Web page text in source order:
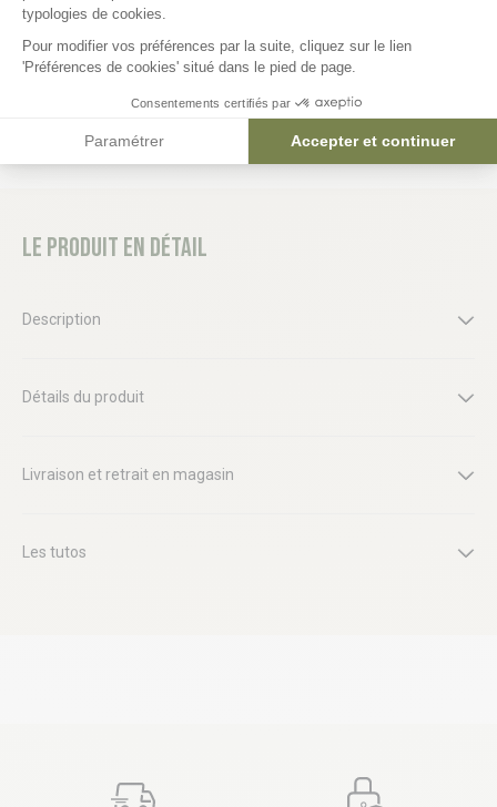
16,47 €
Le produit en détail
Description
Détails du produit
Livraison et retrait en magasin
Les tutos
typologies de cookies.
Pour modifier vos préférences par la suite, cliquez sur le lien
'Préférences de cookies' situé dans le pied de page.
Consentements certifiés par
Paramétrer Accepter et continuer